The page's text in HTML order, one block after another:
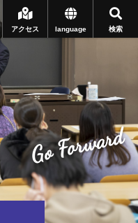
検索
language
アクセス
Go Forward